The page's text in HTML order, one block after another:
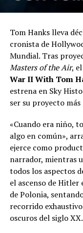
Tom Hanks lleva
cronista de
Mundial. Tras
Masters of the Air,
War II With Tom
estrena en Sky
ser su proyecto
«Cuando era niño,
algo en común»,
ejerce como
narrador, mientras
todos los aspectos
el ascenso de
de Polonia,
recorrido
oscuros del siglo XX.